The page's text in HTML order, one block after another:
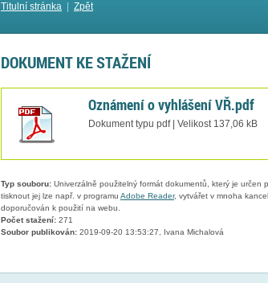
Titulní stránka Zpět
DOKUMENT KE STAŽENÍ
Oznámení o vyhlášení VŘ.pdf
Dokument typu pdf | Velikost 137,06 kB
Typ souboru: Univerzálně použitelný formát dokumentů, který je
tisknout jej lze např. v programu Adobe Reader, vytvářet v mnoha
doporučován k použití na webu.
Počet stažení: 271
Soubor publikován: 2019-09-20 13:53:27, Ivana Michalová